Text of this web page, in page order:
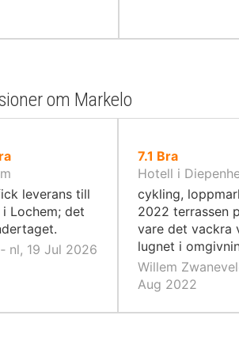
om Markelo
leverans till
Lochem; det
nl, 19 Jul 2026
7.1 av
10,
Bra
Hotell i
cykling,
2022 terrassen
vare det vackra
lugnet i
Willem
Aug 2022